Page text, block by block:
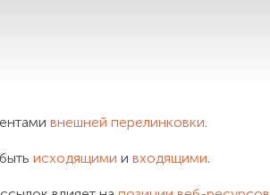
внешней перелинковки
исходящими и входящими